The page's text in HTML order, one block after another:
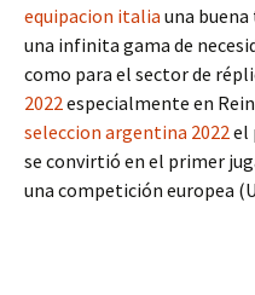
equipacion italia una
una infinita gama de
como para el sector de
2022especialmente en
seleccion argentina 2022el
se convirtió en el primer
una competición europea